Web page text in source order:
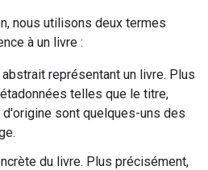
nous utilisons deux termes
à un livre :
représentant un livre. Plus
telles que le titre,
d'origine sont quelques-uns des
du livre. Plus précisément,